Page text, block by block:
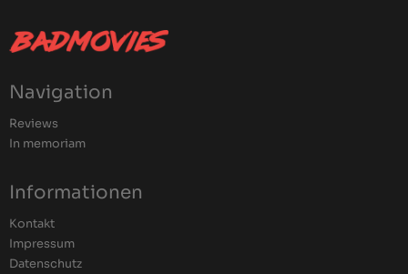
Navigation
Reviews
In memoriam
Informationen
Kontakt
Impressum
Datenschutz